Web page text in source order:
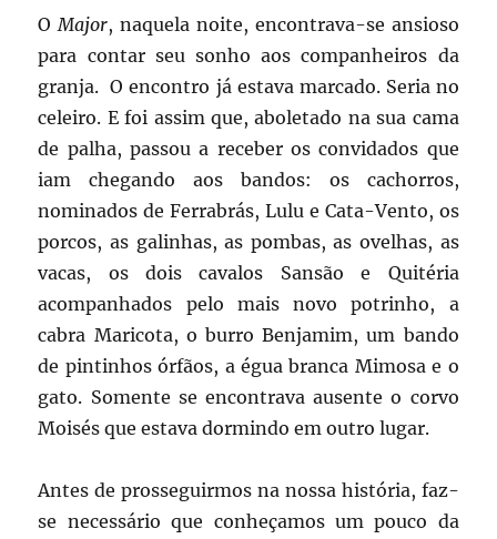
O Major, naquela noite, encontrava-se ansioso
para contar seu sonho aos companheiros da
granja. O encontro já estava marcado. Seria no
celeiro. E foi assim que, aboletado na sua cama
de palha, passou a receber os convidados que
iam chegando aos bandos: os cachorros,
nominados de Ferrabrás, Lulu e Cata-Vento, os
porcos, as galinhas, as pombas, as ovelhas, as
vacas, os dois cavalos Sansão e Quitéria
acompanhados pelo mais novo potrinho, a
cabra Maricota, o burro Benjamim, um bando
de pintinhos órfãos, a égua branca Mimosa e o
gato. Somente se encontrava ausente o corvo
Moisés que estava dormindo em outro lugar.
Antes de prosseguirmos na nossa história, faz-
se necessário que conheçamos um pouco da